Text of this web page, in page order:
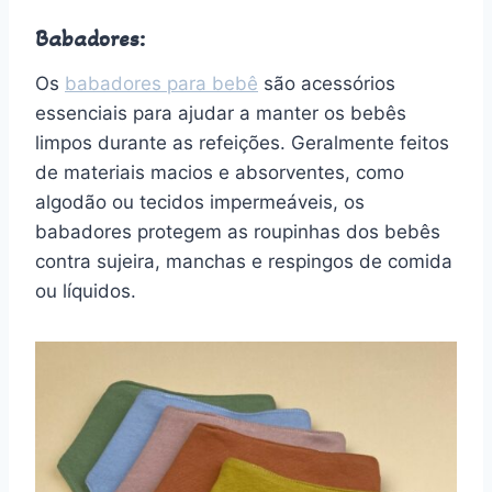
Babadores:
Os babadores para bebê são acessórios
essenciais para ajudar a manter os bebês
limpos durante as refeições. Geralmente feitos
de materiais macios e absorventes, como
algodão ou tecidos impermeáveis, os
babadores protegem as roupinhas dos bebês
contra sujeira, manchas e respingos de comida
ou líquidos.